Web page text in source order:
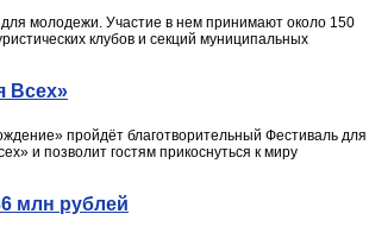
молодежи. Участие в нем принимают около 150
клубов и секций муниципальных
Всех»
пройдёт благотворительный Фестиваль для
и позволит гостям прикоснуться к миру
млн рублей